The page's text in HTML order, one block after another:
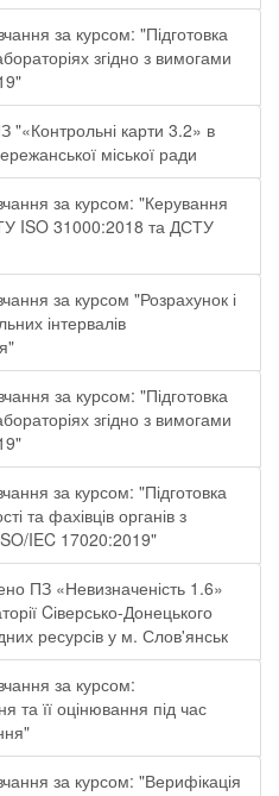
за курсом: "Підготовка
згідно з вимогами
карти 3.2» в
міської ради
за курсом: "Керування
ISO 31000:2018 та ДСТУ
за курсом "Розрахунок і
інтервалів
за курсом: "Підготовка
згідно з вимогами
за курсом: "Підготовка
та фахівців органів з
IEC 17020:2019"
ПЗ «Невизначеність 1.6»
Cіверсько-Донецького
ресурсів у м. Слов'янськ
за курсом:
та її оцінювання під час
за курсом: "Верифікація